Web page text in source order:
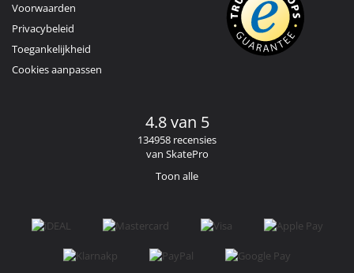
Voorwaarden
Privacybeleid
Toegankelijkheid
Cookies aanpassen
4.8 van 5
134958 recensies
van SkatePro
Toon alle